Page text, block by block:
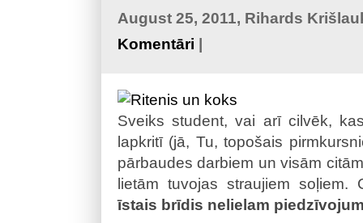
August 25, 2011, Rihards
Komentāri |
Sveiks student, vai arī cilvēk,
lapkritī (jā, Tu, topošais
pārbaudes darbiem un visām
lietām tuvojas straujiem
īstais brīdis nelielam